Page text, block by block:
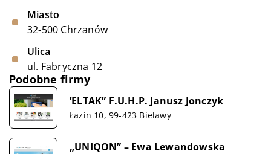
Miasto
32-500 Chrzanów
Ulica
ul. Fabryczna 12
Podobne firmy
’ELTAK” F.U.H.P. Janusz Jonczyk
Łazin 10, 99-423 Bielawy
„UNIQON” – Ewa Lewandowska